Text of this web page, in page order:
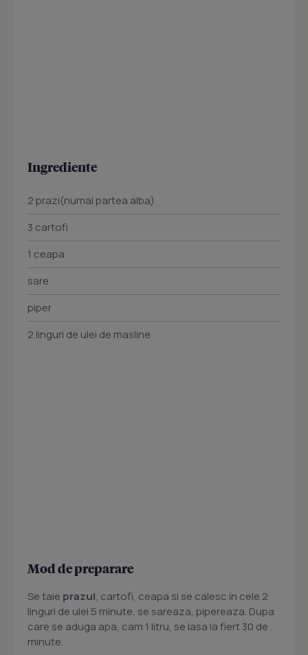
Ingrediente
2 prazi(numai partea alba)
3 cartofi
1 ceapa
sare
piper
2 linguri de ulei de masline
Mod de preparare
Se taie prazul, cartofi, ceapa si se calesc in cele 2
linguri de ulei 5 minute, se sareaza, pipereaza. Dupa
care se aduga apa, cam 1 litru, se lasa la fiert 30 de
minute.